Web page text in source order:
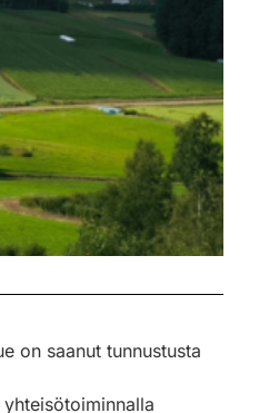
on saanut tunnustusta